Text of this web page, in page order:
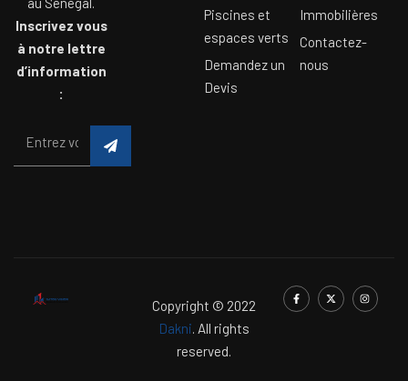
Inscrivez vous
à notre lettre
d’information
:
Piscines et
espaces verts
Demandez un
Devis
Immobilières
Contactez-
nous
Copyright © 2022
Dakni. All rights
reserved.